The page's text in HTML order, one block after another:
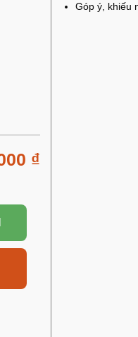
₫
Góp ý, khiếu